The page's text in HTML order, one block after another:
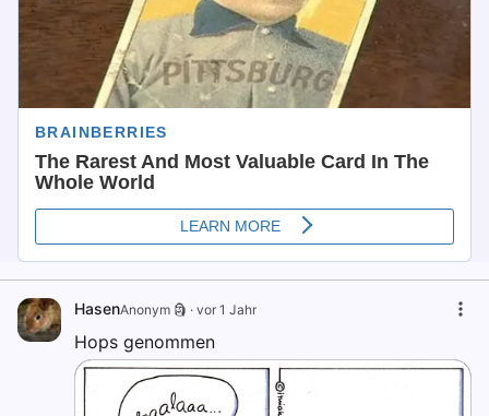
HasenAnonym 🗿 · vor 1 Jahr
Hops genommen